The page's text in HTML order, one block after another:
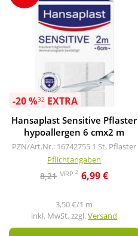
-20 %32EXTRA
Hansaplast Sensitive Pflaster
hypoallergen 6 cmx2 m
PZN/Art.Nr.: 16742755 1 St, Pflaster
Pflichtangaben
8,21 MRP2 6,99 €
3,50 €/1 m
inkl. MwSt. zzgl.Versand